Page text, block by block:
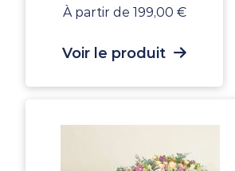
À partir de 199,00 €
Voir le produit